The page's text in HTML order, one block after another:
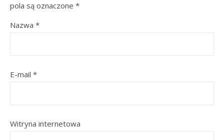
pola są oznaczone *
Nazwa *
E-mail *
Witryna internetowa